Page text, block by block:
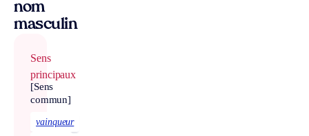
nom
masculin
Sens
principaux
[Sens
commun]
vainqueur